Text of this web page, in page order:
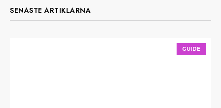
SENASTE ARTIKLARNA
GUIDE